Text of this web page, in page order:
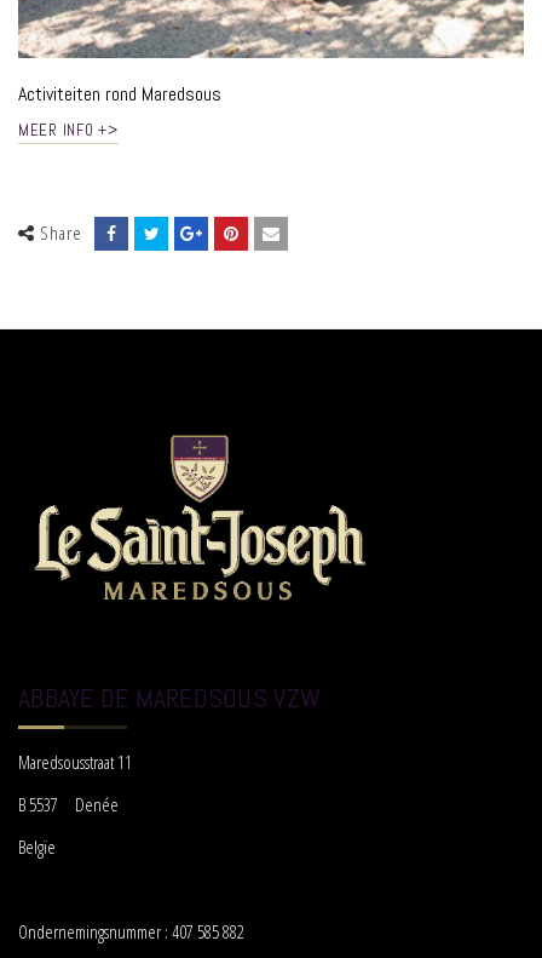
Activiteiten rond Maredsous
MEER INFO +>
Share
ABBAYE DE MAREDSOUS VZW
Maredsousstraat 11
B 5537 Denée
Belgïe
Ondernemingsnummer : 407 585 882